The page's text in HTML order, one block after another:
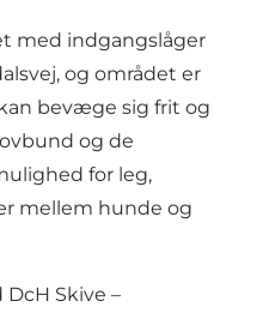
med indgangslåger
og området er
bevæge sig frit og
og de
for leg,
mellem hunde og
Skive –